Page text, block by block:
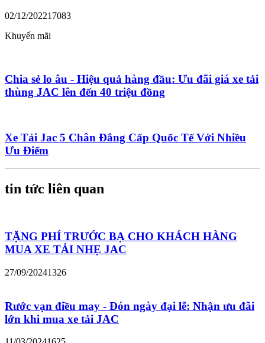
02/12/202217083
Khuyến mãi
Chia sẻ lo âu - Hiệu quả hàng đầu: Ưu đãi giá xe tải
thùng JAC lên đến 40 triệu đồng
Xe Tải Jac 5 Chân Đẳng Cấp Quốc Tế Với Nhiều
Ưu Điểm
tin tức liên quan
TẶNG PHÍ TRƯỚC BẠ CHO KHÁCH HÀNG
MUA XE TẢI NHẸ JAC
27/09/20241326
Rước vạn điều may - Đón ngày đại lễ: Nhận ưu đãi
lớn khi mua xe tải JAC